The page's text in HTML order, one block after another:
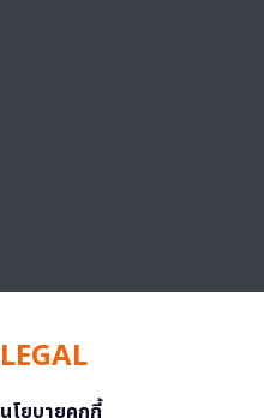
LEGAL
นโยบายคุกกี้